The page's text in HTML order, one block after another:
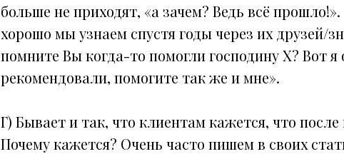
больше не приходят, «а зачем? Ведь всё
хорошо мы узнаем спустя годы через их друзей/
помните Вы когда-то помогли господину Х? Вот я
рекомендовали, помогите так же и мне».
Г) Бывает и так, что клиентам кажется, что
Почему кажется? Очень часто пишем в своих